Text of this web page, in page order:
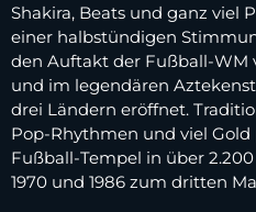
Shakira, Beats und ganz viel
einer halbstündigen
den Auftakt der Fußball-WM
und im legendären
drei Ländern eröffnet.
Pop-Rhythmen und viel
Fußball-Tempel in über
1970 und 1986 zum dritten